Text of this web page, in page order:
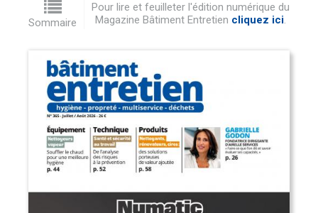
Sommaire
Pour lire et feuilleter l'édition numérique du
Magazine Bâtiment Entretien cliquez ici.